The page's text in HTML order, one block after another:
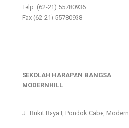
Telp. (62-21) 55780936
Fax (62-21) 55780938
SEKOLAH HARAPAN BANGSA
MODERNHILL
Jl. Bukit Raya I, Pondok Cabe,